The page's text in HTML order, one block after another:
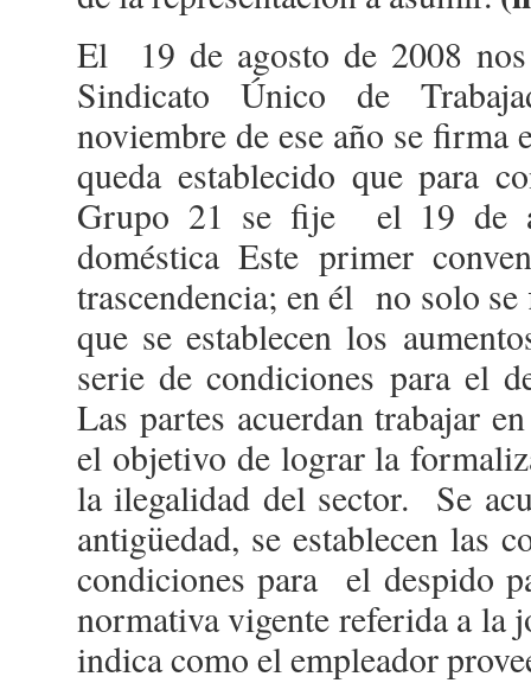
El 19 de agosto de 2008
Sindicato Único de
noviembre de ese año se
queda establecido que para
Grupo 21 se fije el 19 de
doméstica Este primer
trascendencia; en él no solo
que se establecen los
serie de condiciones para el
Las partes acuerdan trabajar
el objetivo de lograr la
la ilegalidad del sector. Se
antigüedad, se establecen las
condiciones para el despido
normativa vigente referida a la
indica como el empleador